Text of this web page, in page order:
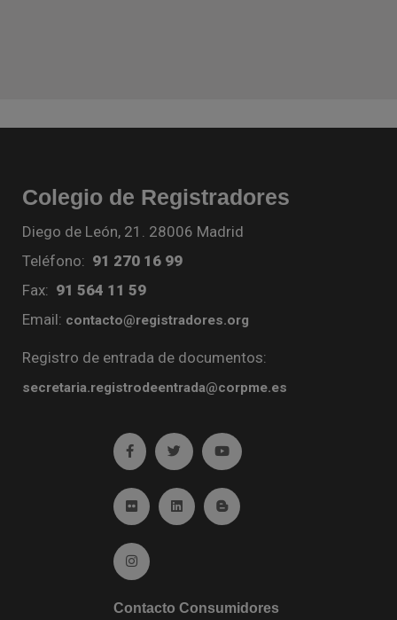
Colegio de Registradores
Diego de León, 21. 28006 Madrid
Teléfono: 91 270 16 99
Fax: 91 564 11 59
Email: contacto@registradores.org
Registro de entrada de documentos:
secretaria.registrodeentrada@corpme.es
Ir a facebook (abre en ventana nueva)
Ir a twitter (abre en ventana nueva)
Ir a YouTube (abre en
Ir a Flickr (abre en ventana nueva)
Ir a Linkedin (abre en ventana nueva)
Ir al Blog (abre en ventana
Ir a Instagram (abre en ventana nueva)
Contacto Consumidores